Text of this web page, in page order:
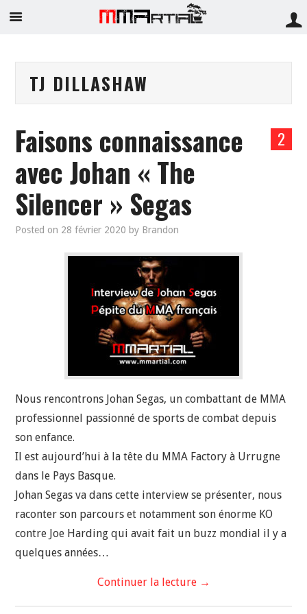
TJ DILLASHAW
2
Faisons connaissance
avec Johan « The
Silencer » Segas
Posted on 28 février 2020 by Brandon
Nous rencontrons Johan Segas, un combattant de MMA
professionnel passionné de sports de combat depuis
son enfance.
Il est aujourd’hui à la tête du MMA Factory à Urrugne
dans le Pays Basque.
Johan Segas va dans cette interview se présenter, nous
raconter son parcours et notamment son énorme KO
contre Joe Harding qui avait fait un buzz mondial il y a
quelques années…
Continuer la lecture →